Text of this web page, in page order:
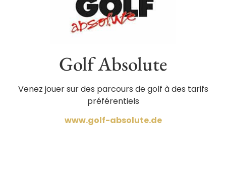
Golf Absolute
Venez jouer sur des parcours de golf à des tarifs
préférentiels
www.golf-absolute.de